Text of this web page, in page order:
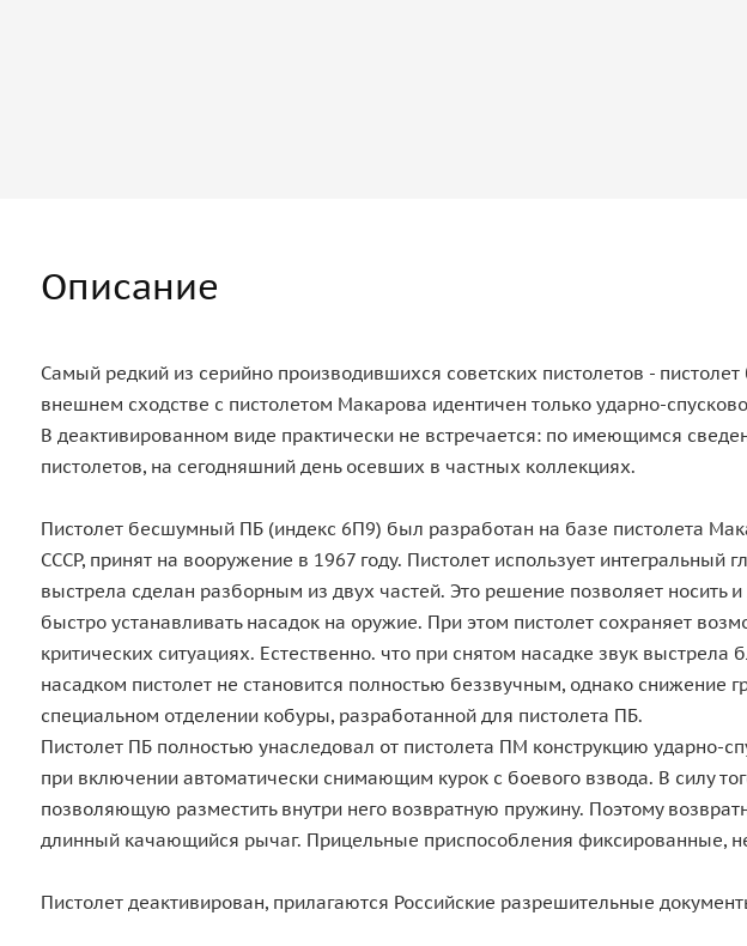
Описание
Самый редкий из серийно производившихся советских пистолетов -
внешнем сходстве с пистолетом Макарова идентичен только ударно-
В деактивированном виде практически не встречается: по имеющимся
пистолетов, на сегодняшний день осевших в частных коллекциях.
Пистолет бесшумный ПБ (индекс 6П9) был разработан на базе пистолета
СССР, принят на вооружение в 1967 году. Пистолет использует
выстрела сделан разборным из двух частей. Это решение позволяет носить
быстро устанавливать насадок на оружие. При этом пистолет сохраняет
критических ситуациях. Естественно. что при снятом насадке звук
насадком пистолет не становится полностью беззвучным, однако снижение
специальном отделении кобуры, разработанной для пистолета ПБ.
Пистолет ПБ полностью унаследовал от пистолета ПМ конструкцию
при включении автоматически снимающим курок с боевого взвода. В силу
позволяющую разместить внутри него возвратную пружину. Поэтому
длинный качающийся рычаг. Прицельные приспособления фиксированные,
Пистолет деактивирован, прилагаются Российские разрешительные